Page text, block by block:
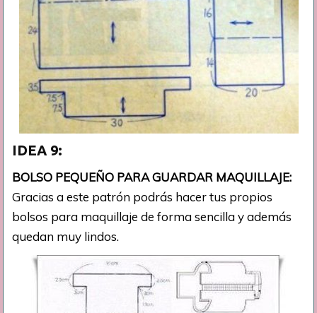
IDEA 9:
BOLSO PEQUEÑO PARA GUARDAR MAQUILLAJE:
Gracias a este patrón podrás hacer tus propios
bolsos para maquillaje de forma sencilla y además
quedan muy lindos.